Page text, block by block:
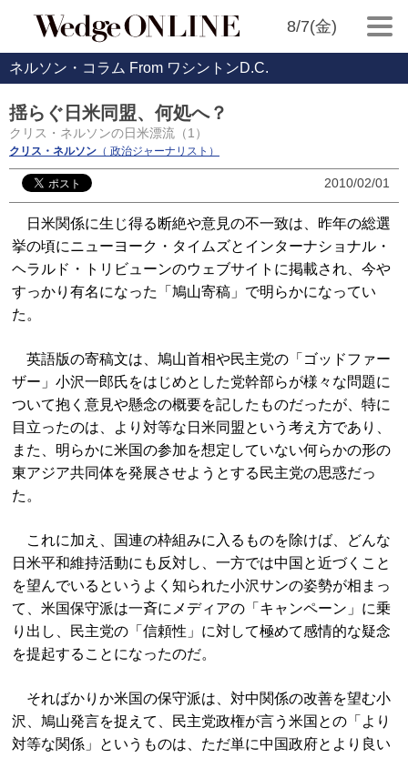
8/7(金)
ネルソン・コラム From ワシントンD.C.
揺らぐ日米同盟、何処へ？
クリス・ネルソンの日米漂流（1）
クリス・ネルソン （ 政治ジャーナリスト）
2010/02/01
日米関係に生じ得る断絶や意見の不一致は、昨年の総選
挙の頃にニューヨーク・タイムズとインターナショナル・
ヘラルド・トリビューンのウェブサイトに掲載され、今や
すっかり有名になった「鳩山寄稿」で明らかになってい
た。
英語版の寄稿文は、鳩山首相や民主党の「ゴッドファー
ザー」小沢一郎氏をはじめとした党幹部らが様々な問題に
ついて抱く意見や懸念の概要を記したものだったが、特に
目立ったのは、より対等な日米同盟という考え方であり、
また、明らかに米国の参加を想定していない何らかの形の
東アジア共同体を発展させようとする民主党の思惑だっ
た。
これに加え、国連の枠組みに入るものを除けば、どんな
日米平和維持活動にも反対し、一方では中国と近づくこと
を望んでいるというよく知られた小沢サンの姿勢が相まっ
て、米国保守派は一斉にメディアの「キャンペーン」に乗
り出し、民主党の「信頼性」に対して極めて感情的な疑念
を提起することになったのだ。
そればかりか米国の保守派は、対中関係の改善を望む小
沢、鳩山発言を捉えて、民主党政権が言う米国との「より
対等な関係」というものは、ただ単に中国政府とより良い